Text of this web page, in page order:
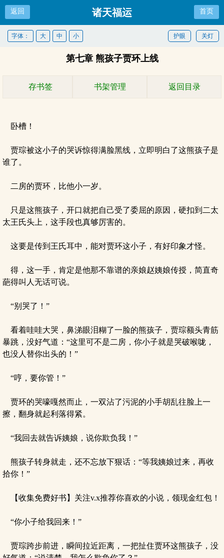
返回 诸天福运 首页
关灯
护眼
字体： 大 中 小
第七章 熊孩子贾环上线
存书签 书架管理 返回目录
卧槽！
贾琮被这小子的哭诉惊得满脸黑线，立即明白了这熊孩子是
谁了。
二房的贾环，比他小一岁。
只是这熊孩子，开口就把自己受了委屈的原因，硬扣到二太
太王氏头上，这手段也真够厉害的。
这要是传到王氏耳中，能对贾环这小子，有好印象才怪。
得，这一手，肯定是他那不靠谱的亲娘赵姨娘传授，简直奇
葩得叫人无话可说。
“别哭了！”
看着哇哇大哭，鼻涕眼泪糊了一脸的熊孩子，贾琮额头青筋
暴跳，没好气道：“这里可不是二房，你小子就是哭破喉咙，
也没人替你出头的！”
“哼，要你管！”
贾环的哭嚎嘎然而止，一双沾了污泥的小手胡乱往脸上一
擦，翻身就起利落得紧。
“我回去就告诉姨娘，说你欺负我！”
熊孩子转身就走，还不忘放下狠话：“等我姨娘过来，再收
拾你！”
【收集免费好书】关注v.x推荐你喜欢的小说，领现金红包！
“你小子给我回来！”
贾琮跨步前进，瞬间拉近距离，一把扯住贾环这熊孩子，没